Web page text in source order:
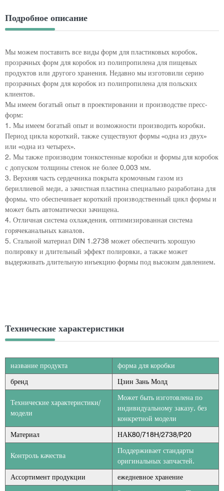
Подробное описание
Мы можем поставить все виды форм для пластиковых коробок,
прозрачных форм для коробок из полипропилена для пищевых
продуктов или другого хранения. Недавно мы изготовили серию
прозрачных форм для коробок из полипропилена для польских
клиентов.
Мы имеем богатый опыт в проектировании и производстве пресс-
форм:
1. Мы имеем богатый опыт и возможности производить коробки.
Период цикла короткий, также существуют формы «одна из двух»
или «одна из четырех».
2. Мы также производим тонкостенные коробки и формы для коробок
с допуском толщины стенок не более 0,003 мм.
3. Верхняя часть сердечника покрыта кромочным газом из
бериллиевой меди, а зачистная пластина специально разработана для
формы, что обеспечивает короткий производственный цикл формы и
может быть автоматически зачищена.
4. Отличная система охлаждения, оптимизированная система
горячеканальных каналов.
5. Стальной материал DIN 1.2738 может обеспечить хорошую
полировку и длительный эффект полировки, а также может
выдерживать длительную инъекцию формы под высоким давлением.
Технические характеристики
название продукта
форма для коробки
бренд
Цзин Зань Молд
Технические характеристики/
модели
Может быть изготовлена по
индивидуальному заказу, без
конкретной модели
Материал
НАК80/718H/2738/P20
Контроль качества
Поддерживает стандарты
оригинальных запчастей.
Ассортимент продукции
ежедневное хранение